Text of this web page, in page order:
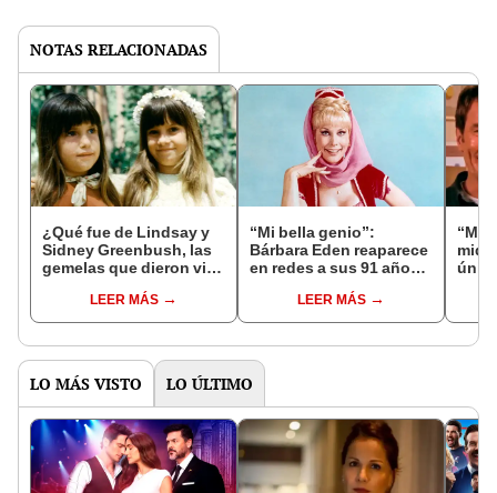
NOTAS RELACIONADAS
¿Qué fue de Lindsay y
Sidney Greenbush, las
gemelas que dieron vida
LEER MÁS
“Mi bella genio”:
Bárbara Eden reaparece
en redes a sus 91 años y
bellezaLEER MÁS
LO MÁS VISTO LO ÚLTIMO